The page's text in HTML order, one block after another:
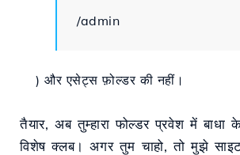
/admin
) और एसेट्स फ़ोल्डर की नहीं।
तैयार, अब तुम्हारा फोल्डर प्रवेश में
विशेष क्लब। अगर तुम चाहो, तो मुझे